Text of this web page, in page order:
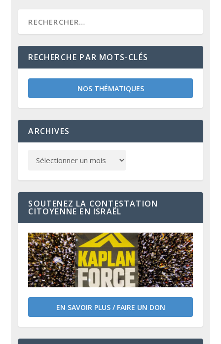
RECHERCHE PAR MOTS-CLÉS
NOS THÉMATIQUES
ARCHIVES
SOUTENEZ LA CONTESTATION
CITOYENNE EN ISRAËL
EN SAVOIR PLUS / FAIRE UN DON